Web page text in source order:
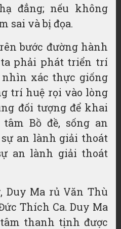
đẳng; nếu không
sai và bị đọa.
bước đường hành
ta phải phát triển trí
nhìn xác thực giống
trí huệ rọi vào lòng
đối tượng để khai
Bồ đề, sống an
an lành giải thoát
an lành giải thoát
Duy Ma rủ Văn Thù
Thích Ca. Duy Ma
thanh tịnh được